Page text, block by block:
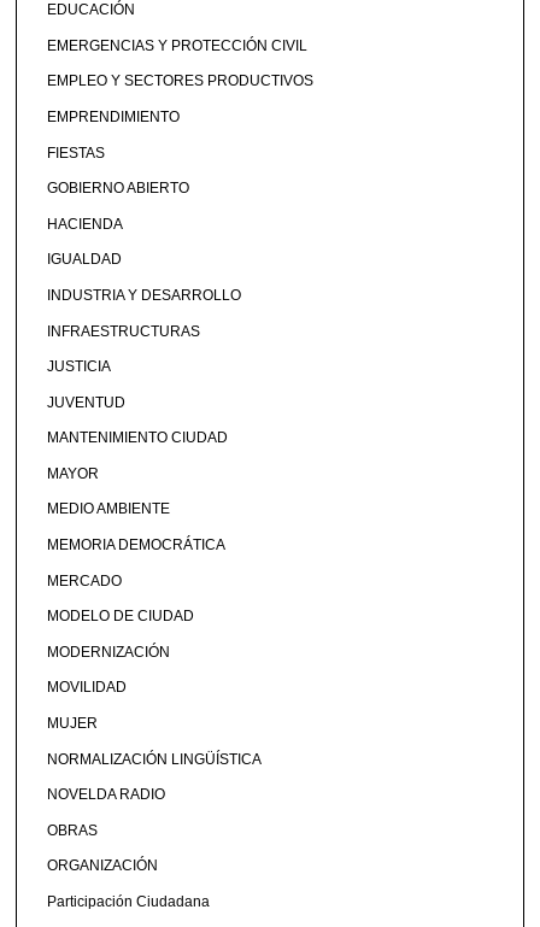
EDUCACIÓN
EMERGENCIAS Y PROTECCIÓN CIVIL
EMPLEO Y SECTORES PRODUCTIVOS
EMPRENDIMIENTO
FIESTAS
GOBIERNO ABIERTO
HACIENDA
IGUALDAD
INDUSTRIA Y DESARROLLO
INFRAESTRUCTURAS
JUSTICIA
JUVENTUD
MANTENIMIENTO CIUDAD
MAYOR
MEDIO AMBIENTE
MEMORIA DEMOCRÁTICA
MERCADO
MODELO DE CIUDAD
MODERNIZACIÓN
MOVILIDAD
MUJER
NORMALIZACIÓN LINGÜÍSTICA
NOVELDA RADIO
OBRAS
ORGANIZACIÓN
Participación Ciudadana